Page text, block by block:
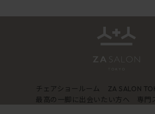
チェアショールーム ZA SALON
最高の一脚に出会いたい方へ 専門